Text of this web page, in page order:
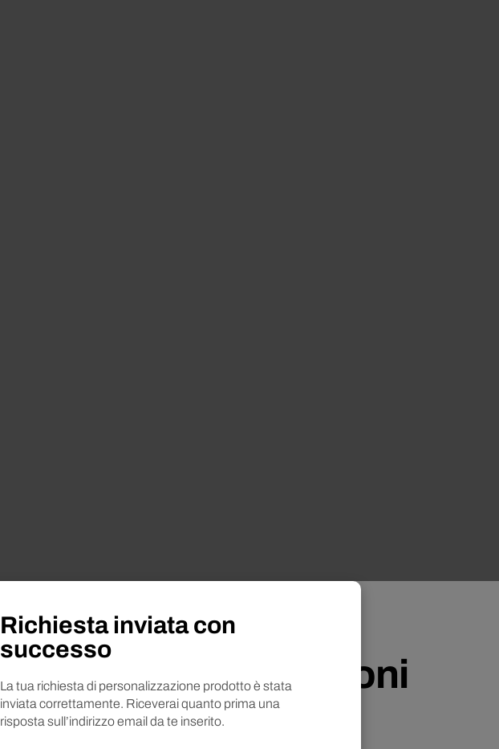
Vuoi saperne di più?
Richiesta informazioni
Prodotto selezionatoPesto “alla genovese”
Richiesta inviata con
successo
La tua richiesta di personalizzazione prodotto è stata
inviata correttamente. Riceverai quanto prima una
risposta sull’indirizzo email da te inserito.